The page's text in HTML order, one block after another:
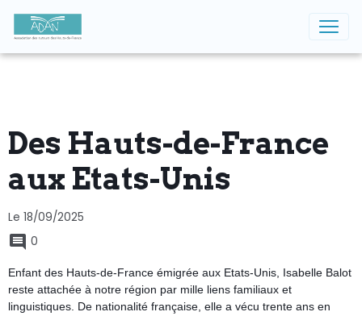
Des Hauts-de-France
aux Etats-Unis
Le 18/09/2025
0
Enfant des Hauts-de-France émigrée aux Etats-Unis, Isabelle Balot
reste attachée à notre région par mille liens familiaux et
linguistiques. De nationalité française, elle a vécu trente ans en